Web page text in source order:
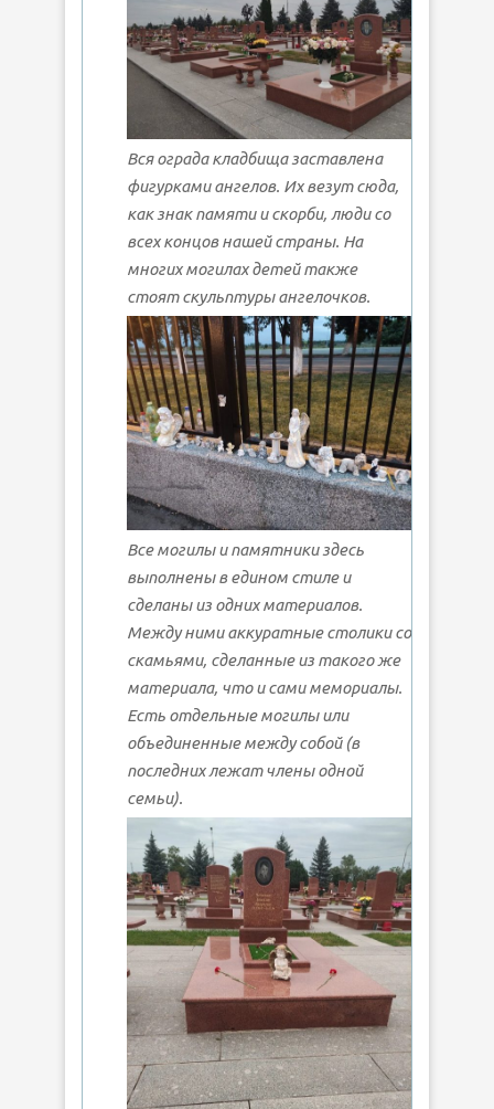
Вся ограда кладбища заставлена
фигурками ангелов. Их везут сюда,
как знак памяти и скорби, люди со
всех концов нашей страны. На
многих могилах детей также
стоят скульптуры ангелочков.
Все могилы и памятники здесь
выполнены в едином стиле и
сделаны из одних материалов.
Между ними аккуратные столики со
скамьями, сделанные из такого же
материала, что и сами мемориалы.
Есть отдельные могилы или
объединенные между собой (в
последних лежат члены одной
семьи).